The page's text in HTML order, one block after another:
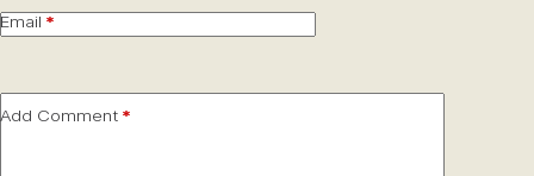
Email *
Add Comment *